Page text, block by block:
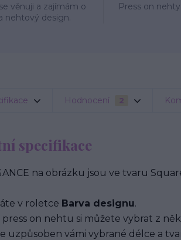
věnuji a zajímám o
nehtový design.
Press on
Hodnocení 2
specifikace
na obrázku jsou ve tvaru
v roletce Barva designu.
on nehtu si můžete vybrat z
uzpůsoben vámi vybrané délce a